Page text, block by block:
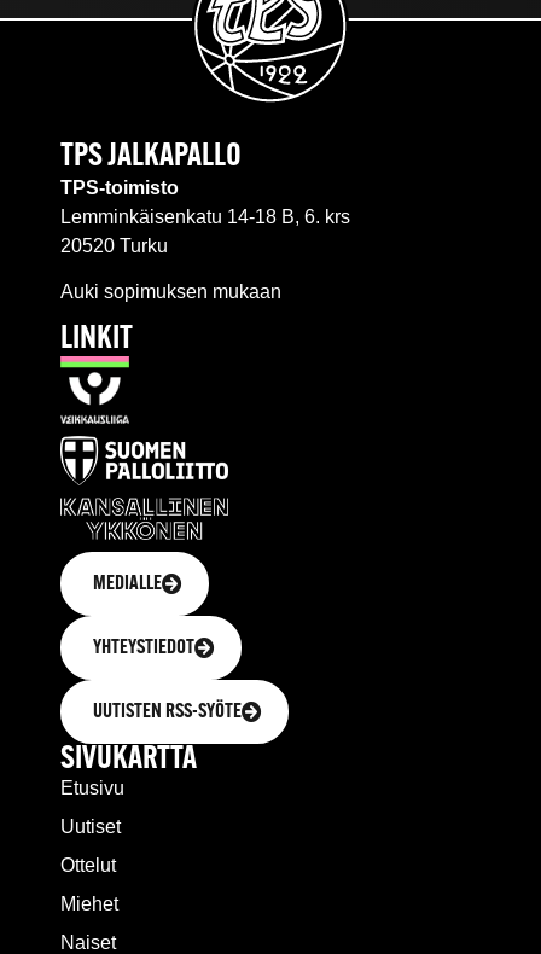
TPS JALKAPALLO
TPS-toimisto
Lemminkäisenkatu 14-18 B, 6. krs
20520 Turku
Auki sopimuksen mukaan
LINKIT
MEDIALLE
YHTEYSTIEDOT
UUTISTEN RSS-SYÖTE
SIVUKARTTA
Etusivu
Uutiset
Ottelut
Miehet
Naiset